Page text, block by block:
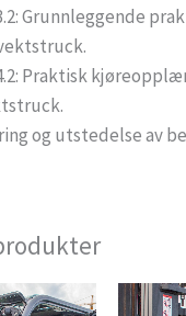
Grunnleggende
Praktisk
og utstedelse av